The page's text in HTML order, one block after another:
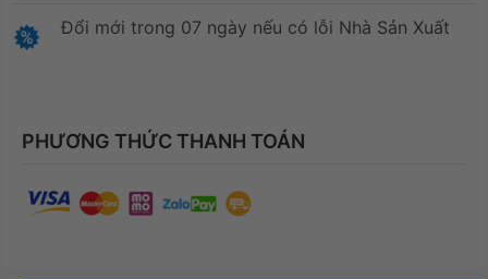
Đổi mới trong 07 ngày nếu có lỗi Nhà Sản Xuất
PHƯƠNG THỨC THANH TOÁN